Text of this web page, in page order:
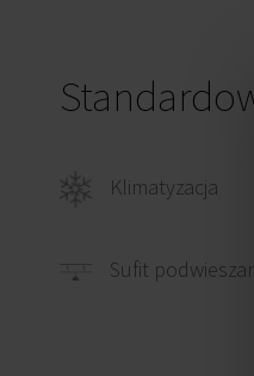
Klimatyzacja
Sufit